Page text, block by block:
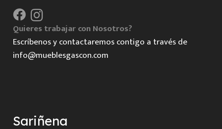
Quieres trabajar con Nosotros?
Escríbenos y contactaremos contigo a través de
info@mueblesgascon.com
Sariñena